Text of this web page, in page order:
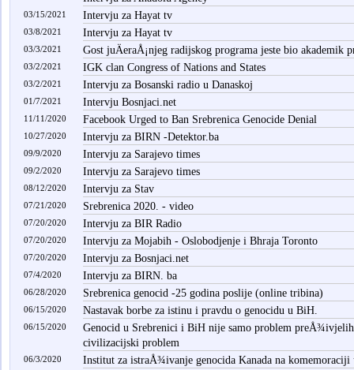
03/15/2021 Intervju za Hayat tv
03/8/2021 Intervju za Hayat tv
03/3/2021 Gost juÄeraÅ¡njeg radijskog programa jeste bio akademik
03/2/2021 IGK clan Congress of Nations and States
03/2/2021 Intervju za Bosanski radio u Danaskoj
01/7/2021 Intervju Bosnjaci.net
11/11/2020 Facebook Urged to Ban Srebrenica Genocide Denial
10/27/2020 Intervju za BIRN -Detektor.ba
09/9/2020 Intervju za Sarajevo times
09/2/2020 Intervju za Sarajevo times
08/12/2020 Intervju za Stav
07/21/2020 Srebrenica 2020. - video
07/20/2020 Intervju za BIR Radio
07/20/2020 Intervju za Mojabih - Oslobodjenje i Bhraja Toronto
07/20/2020 Intervju za Bosnjaci.net
07/4/2020 Intervju za BIRN. ba
06/28/2020 Srebrenica genocid -25 godina poslije (online tribina)
06/15/2020 Nastavak borbe za istinu i pravdu o genocidu u BiH.
06/15/2020
Genocid u Srebrenici i BiH nije samo problem
civilizacijski problem
06/3/2020 Institut za istraÅ¾ivanje genocida Kanada na